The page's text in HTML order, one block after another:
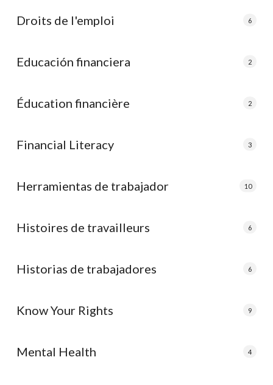
Droits de l'emploi 6
Educación financiera 2
Éducation financière 2
Financial Literacy 3
Herramientas de trabajador 10
Histoires de travailleurs 6
Historias de trabajadores 6
Know Your Rights 9
Mental Health 4